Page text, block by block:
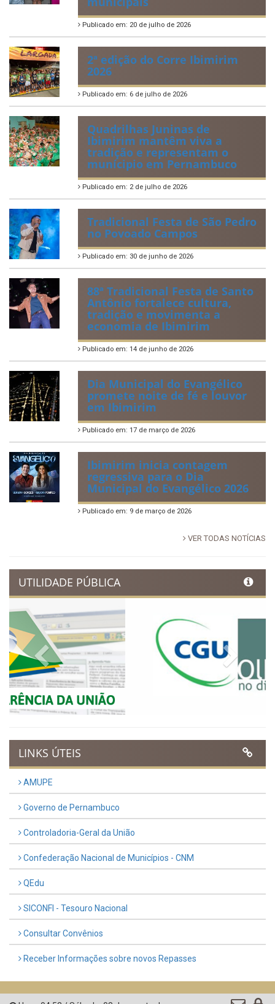
VIII Conferência Municipal dos
Direitos da Criança e do
Adolescente
IBIPREV realiza entrega dos
Certificados de Honra ao
Mérito aos servidores
municipais
Publicado em: 20 de julho de 2026
2ª edição do Corre Ibimirim
2026
Quadrilhas Juninas de
Ibimirim mantêm viva a
tradição e representam o
munícipio em Pernambuco
Publicado em: 2 de julho de 2026
Tradicional Festa de São Pedro
no Povoado Campos
88ª Tradicional Festa de Santo
Antônio fortalece cultura,
tradição e movimenta a
economia de Ibimirim
Publicado em: 14 de junho de 2026
Dia Municipal do Evangélico
promete noite de fé e louvor
Ibimirim inicia contagem
regressiva para o Dia
Municipal do Evangélico 2026
Publicado em: 9 de março de 2026
VER TODAS NOTÍCIAS
UTILIDADE PÚBLICA
Previous Next
LINKS ÚTEIS
QEdu